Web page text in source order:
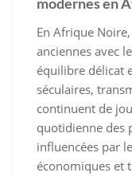
En Afrique
anciennes avec
équilibre délicat
séculaires,
continuent de
quotidienne des
influencées par
économiques et